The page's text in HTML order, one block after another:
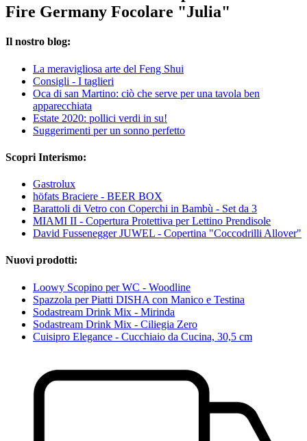
Fire Germany Focolare "Julia"
Il nostro blog:
La meravigliosa arte del Feng Shui
Consigli - I taglieri
Oca di san Martino: ciò che serve per una tavola ben
apparecchiata
Estate 2020: pollici verdi in su!
Suggerimenti per un sonno perfetto
Scopri Interismo:
Gastrolux
höfats Braciere - BEER BOX
Barattoli di Vetro con Coperchi in Bambù - Set da 3
MIAMI II - Copertura Protettiva per Lettino Prendisole
David Fussenegger JUWEL - Copertina "Coccodrilli Allover"
Nuovi prodotti:
Loowy Scopino per WC - Woodline
Spazzola per Piatti DISHA con Manico e Testina
Sodastream Drink Mix - Mirinda
Sodastream Drink Mix - Ciliegia Zero
Cuisipro Elegance - Cucchiaio da Cucina, 30,5 cm